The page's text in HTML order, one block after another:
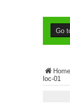
Home
loc-01